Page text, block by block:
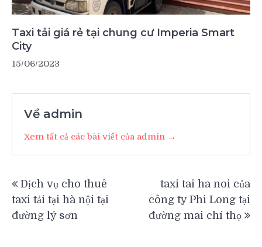
Taxi tải giá rẻ tại chung cư Imperia Smart
City
15/06/2023
Về admin
Xem tất cả các bài viết của admin →
hướng
bài
Dịch vụ cho thuê
taxi tải tại hà nội tại
đường lý sơn
taxi tai ha noi của
công ty Phi Long tại
đường mai chí thọ